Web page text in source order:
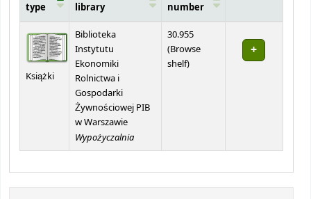
type
library
number
Książki
Biblioteka
Instytutu
Ekonomiki
Rolnictwa i
Gospodarki
Żywnościowej PIB
w Warszawie
Wypożyczalnia
30.955
(Browse
shelf(Opens below)
)